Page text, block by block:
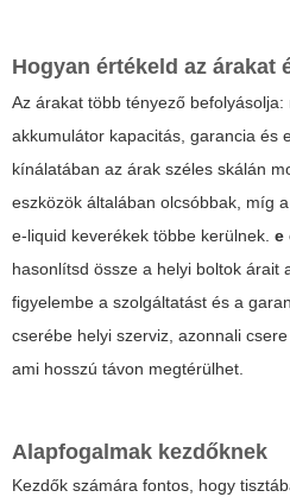
Hogyan értékeld az árakat
Az árakat több tényező
akkumulátor kapacitás, garancia és
kínálatában az árak széles skálán
eszközök általában olcsóbbak, míg
e-liquid keverékek többe kerülnek. e
hasonlítsd össze a helyi boltok árait
figyelembe a szolgáltatást és a
cserébe helyi szerviz, azonnali
ami hosszú távon megtérülhet.
Alapfogalmak kezdőknek
Kezdők számára fontos, hogy